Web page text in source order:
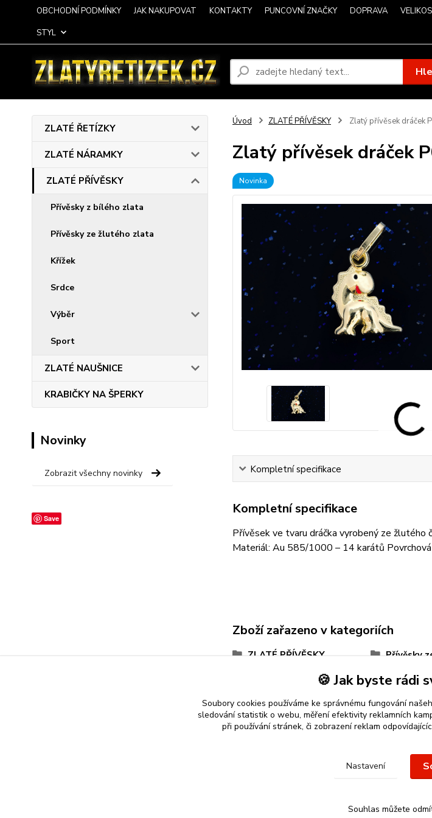
OBCHODNÍ PODMÍNKY JAK NAKUPOVAT KONTAKTY PUNCOVNÍ ZNAČKY DOPRAVA
STYL
ZLATÉ ŘETÍZKY
ZLATÉ NÁRAMKY
ZLATÉ PŘÍVĚSKY
Přívěsky z bílého zlata
Přívěsky ze žlutého zlata
Křížek
Srdce
Výběr
Sport
ZLATÉ NAUŠNICE
KRABIČKY NA ŠPERKY
Novinky
Zobrazit všechny novinky
Save
Úvod ZLATÉ PŘÍVĚSKY Zlatý přívěsek dráček
Zlatý přívěsek dráček
Novinka
Kompletní specifikace
Kompletní specifikace
Přívěsek ve tvaru dráčka vyrobený ze
Materiál: Au 585/1000 – 14 karátů
Zboží zařazeno v kategoriích
ZLATÉ PŘÍVĚSKY Přívěsky
Pro štěstí
Zlaté přívěšky 14 karátů
Pro chlapce
nebo řetízek spolehlivý
🍪 Jak byste rádi
Soubory cookies používáme ke správnému fungování
sledování statistik o webu, měření efektivity reklamních
při používání stránek, či zobrazení reklam
Nastavení
Souhlas můžete